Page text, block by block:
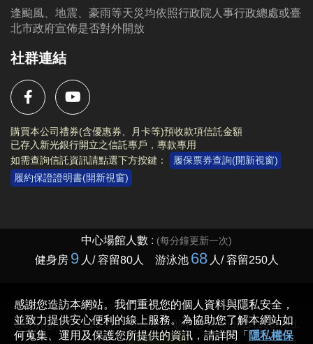
逢颱風、地震、豪雨等天災均依照行政院人事行政總處或臺
北市政府宣佈是否對外開放
社群連結
購買本公司禮券(含優惠券、月卡等)預收款項信託金額
已存入新光銀行開立之信託專戶，專款專用
如需查詢信託資訊請點選下方按鍵：
履保票券查詢(開新視窗)
履約保證證明書(開新視窗)
Copyright © 2023 臺北市大安運動中心 All rights reserved.